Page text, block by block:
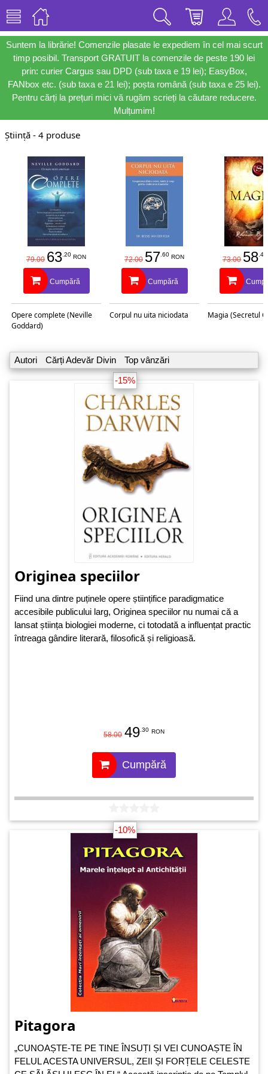
Suntem la librărie! Comenzile plasate le expediem în cel mai scurt
timp posibil. Transport GRATUIT la comenzile de peste 190 lei
prin: curier Cargus sau DPD (sub taxa e 19 lei); EasyBox,
FANbox etc. (sub taxa e 21 lei); poșta română (sub taxa e 25 lei).
Pentru cărți la prețuri mici vă rugăm scrieți la căutare reducere.
Mulțumim!
Știință - 4 produse
79.00 63 .20 RON
Cumpără
Opere complete (Neville
Goddard)
72.00 57 .60 RON
Cumpără
Corpul nu uita niciodata
73.00 58 .40
Magia (Secretul
Autori Cărți Adevăr Divin
Top vânzări
-15%
Originea speciilor
Fiind una dintre puținele opere științifice paradigmatice
accesibile publicului larg, Originea speciilor nu numai că a
lansat știința biologiei moderne, ci totodată a influențat practic
întreaga gândire literară, filosofică și religioasă.
58.00 49 .30 RON
Cumpără
-10%
Pitagora
„CUNOAȘTE-TE PE TINE ÎNSUȚI ȘI VEI CUNOAȘTE ÎN
FELUL ACESTA UNIVERSUL, ZEII ȘI FORȚELE CELESTE